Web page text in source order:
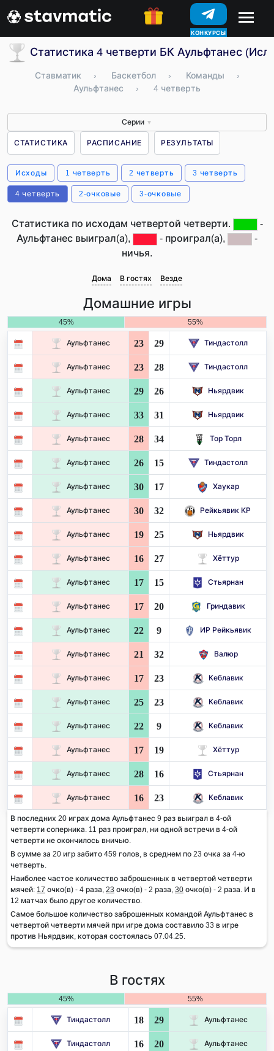
КОНКУРСЫ
Статистика 4 четверти БК Аульфтанес
Ставматик › Баскетбол › Команды
›
Аульфтанес
› 4 четверть
Серии ▼
СТАТИСТИКА РАСПИСАНИЕ РЕЗУЛЬТАТЫ
Исходы 1 четверть 2 четверть 3 четверть
4 четверть 2-очковые 3-очковые
Статистика по исходам четвертой четверти.
-
Аульфтанес выиграл(а),
- проиграл(а),
-
ничья.
Дома В гостях Везде
Домашние игры
45% 55%
Аульфтанес 23 29 Тиндастолл
Аульфтанес 23 28 Тиндастолл
Аульфтанес 29 26 Ньярдвик
Аульфтанес 33 31 Ньярдвик
Аульфтанес 28 34 Тор Торл
Аульфтанес 26 15 Тиндастолл
Аульфтанес 30 17 Хаукар
Аульфтанес 30 32 Рейкьявик КР
Аульфтанес 19 25 Ньярдвик
Аульфтанес 16 27 Хёттур
Аульфтанес 17 15 Стьярнан
Аульфтанес 17 20 Гриндавик
Аульфтанес 22 9 ИР Рейкьявик
Аульфтанес 21 32 Валюр
Аульфтанес 17 23 Кеблавик
Аульфтанес 25 23 Кеблавик
Аульфтанес 22 9 Кеблавик
Аульфтанес 17 19 Хёттур
Аульфтанес 28 16 Стьярнан
Аульфтанес 16 23 Кеблавик
В последних 20 играх дома Аульфтанес 9 раз выиграл в 4-ой
четверти соперника. 11 раз проиграл, ни одной встречи в 4-ой
четверти не окончилось вничью.
В сумме за 20 игр забито 459 голов, в среднем по 23 очка за 4-ю
четверть.
Наиболее частое количество заброшенных в четвертой четверти
мячей: 17 очко(в) - 4 раза, 23 очко(в) - 2 раза, 30 очко(в) - 2 раза. И в
12 матчах было другое количество.
Самое большое количество заброшенных командой Аульфтанес в
четвертой четверти мячей при игре дома составило 33 в игре
против Ньярдвик, которая состоялась 07.04.25.
В гостях
45% 55%
Тиндастолл 18 29 Аульфтанес
Тиндастолл 16 20 Аульфтанес